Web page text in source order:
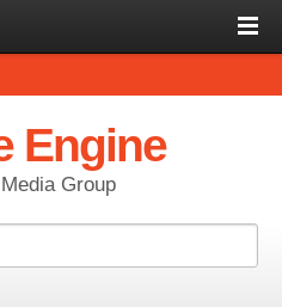
Engine
Group